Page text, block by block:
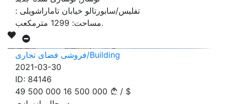
: تفلیس/سابورتالو خیابان تاماراشویلی
مساحت: 1299 مترمکعب.
فروشی فضای تجاری/Building
2021-03-30
ID: 84146
49 500 000 16 500 000 / $